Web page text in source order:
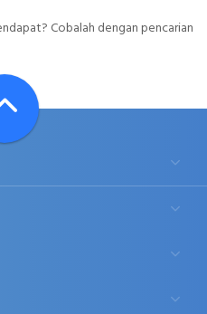
Cobalah dengan pencarian